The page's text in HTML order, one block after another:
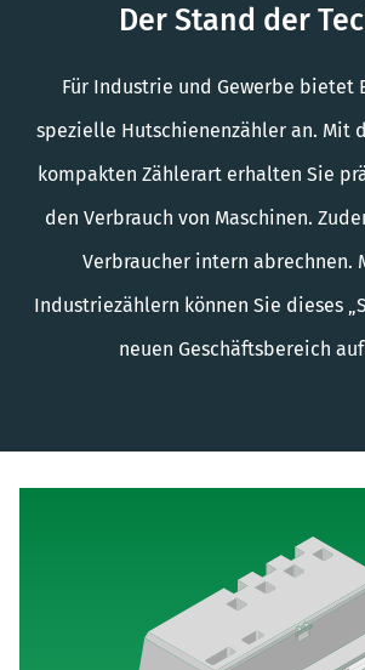
Der Stand der
Für Industrie und Gewerbe bietet
spezielle Hutschienenzähler an. Mit
kompakten Zählerart erhalten Sie
den Verbrauch von Maschinen.
Verbraucher intern abrechnen.
Industriezählern können Sie dieses
neuen Geschäftsbereich